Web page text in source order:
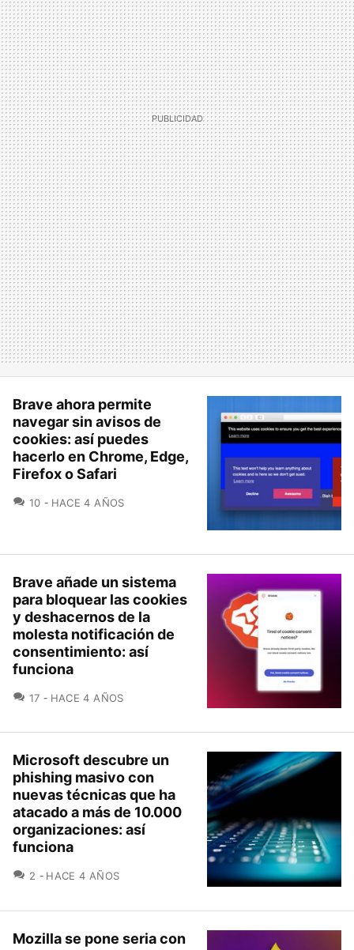
Brave ahora permite
navegar sin avisos de
cookies: así puedes
hacerlo en Chrome, Edge,
Firefox o Safari
10 COMENTARIOS
HACE 4 AÑOS
Brave añade un sistema
para bloquear las cookies
y deshacernos de la
molesta notificación de
consentimiento: así
funciona
17 COMENTARIOS
HACE 4 AÑOS
Microsoft descubre un
phishing masivo con
nuevas técnicas que ha
atacado a más de 10.000
organizaciones: así
funciona
2 COMENTARIOS
HACE 4 AÑOS
Mozilla se pone seria con